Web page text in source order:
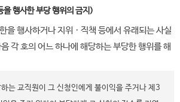
행사한 부당 행위의 금지)
을 행사하거나 지위ㆍ직책 등에서 유래되는 사실
각 호의 어느 하나에 해당하는 부당한 행위를 해
는 교직원이 그 신청인에게 불이익을 주거나 제3